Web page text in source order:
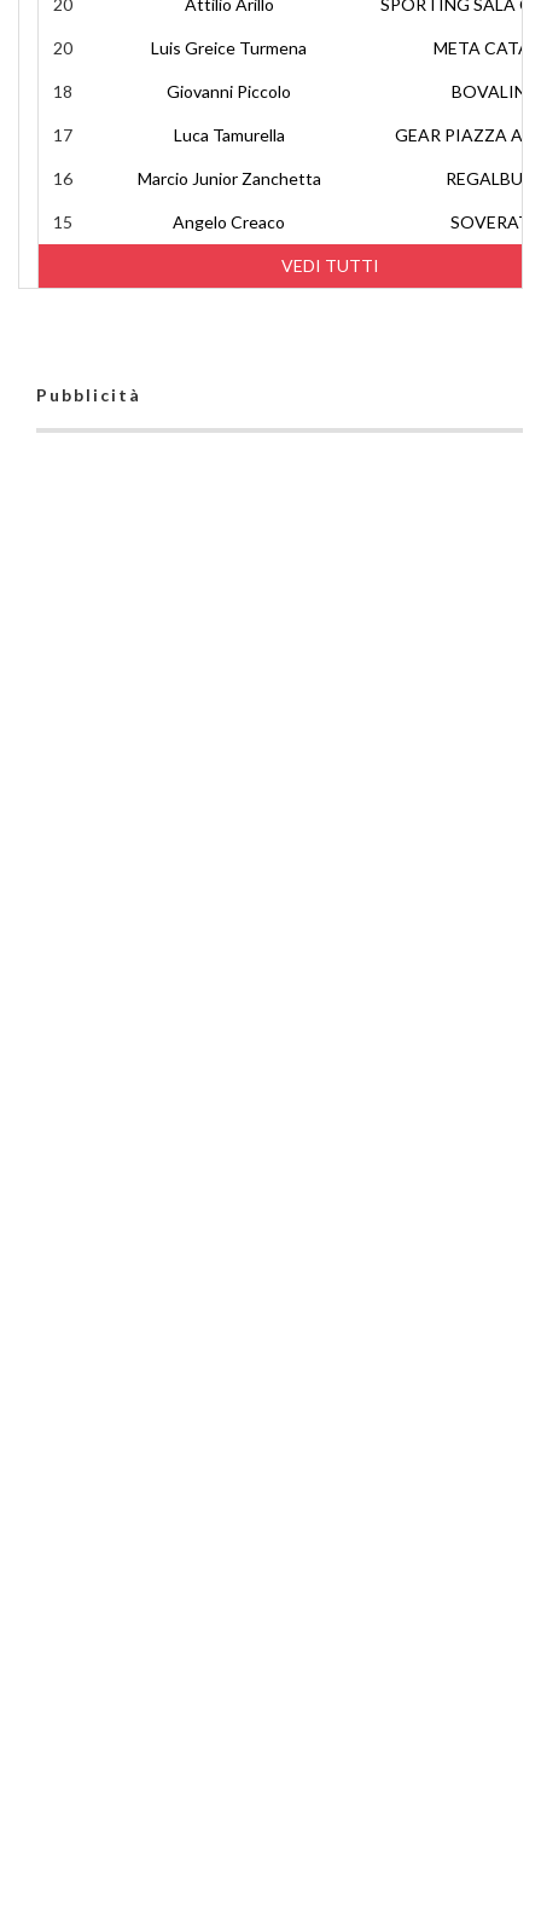
VEDI TUTTI
20 Attilio Arillo SPORTING SALA
20 Luis Greice Turmena META
18 Giovanni Piccolo BOVALINO
17 Luca Tamurella GEAR PIAZZA
16 Marcio Junior Zanchetta
15 Angelo Creaco
Pubblicità